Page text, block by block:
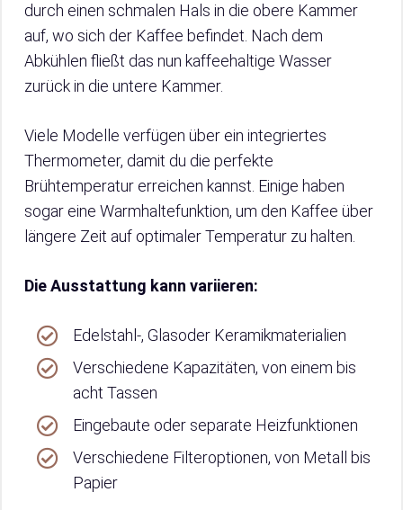
durch einen schmalen Hals in die obere Kammer
auf, wo sich der Kaffee befindet. Nach dem
Abkühlen fließt das nun kaffeehaltige Wasser
zurück in die untere Kammer.
Viele Modelle verfügen über ein integriertes
Thermometer, damit du die perfekte
Brühtemperatur erreichen kannst. Einige haben
sogar eine Warmhaltefunktion, um den Kaffee über
längere Zeit auf optimaler Temperatur zu halten.
Die Ausstattung kann variieren:
Edelstahl-, Glasoder Keramikmaterialien
Verschiedene Kapazitäten, von einem bis
acht Tassen
Eingebaute oder separate Heizfunktionen
Verschiedene Filteroptionen, von Metall bis
Papier